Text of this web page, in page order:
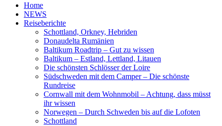
Home
NEWS
Reiseberichte
Schottland, Orkney, Hebriden
Donaudelta Rumänien
Baltikum Roadtrip – Gut zu wissen
Baltikum – Estland, Lettland, Litauen
Die schönsten Schlösser der Loire
Südschweden mit dem Camper – Die schönste
Rundreise
Cornwall mit dem Wohnmobil – Achtung, dass müsst
ihr wissen
Norwegen – Durch Schweden bis auf die Lofoten
Schottland